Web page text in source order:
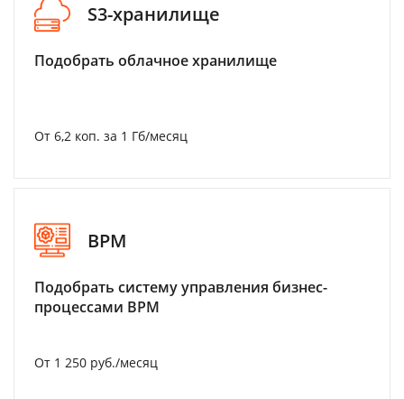
S3-хранилище
Подобрать облачное хранилище
От 6,2 коп. за 1 Гб/месяц
BPM
Подобрать систему управления бизнес-
процессами BPM
От 1 250 руб./месяц